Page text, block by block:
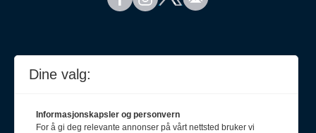
Dine valg:
Informasjonskapsler og personvern
For å gi deg relevante annonser på vårt nettsted bruker vi